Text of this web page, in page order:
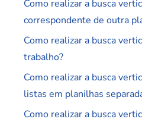
Como realizar a busca
correspondente de outra
Como realizar a busca
trabalho?
Como realizar a busca
listas em planilhas
Como realizar a busca